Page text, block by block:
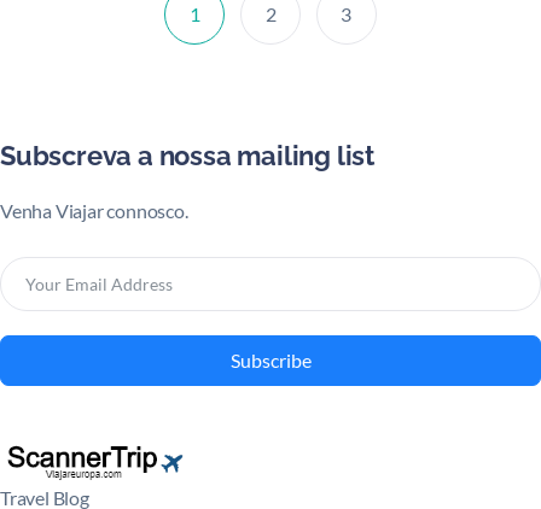
1 2 3
Subscreva a nossa mailing list
Venha Viajar connosco.
Subscribe
Travel Blog